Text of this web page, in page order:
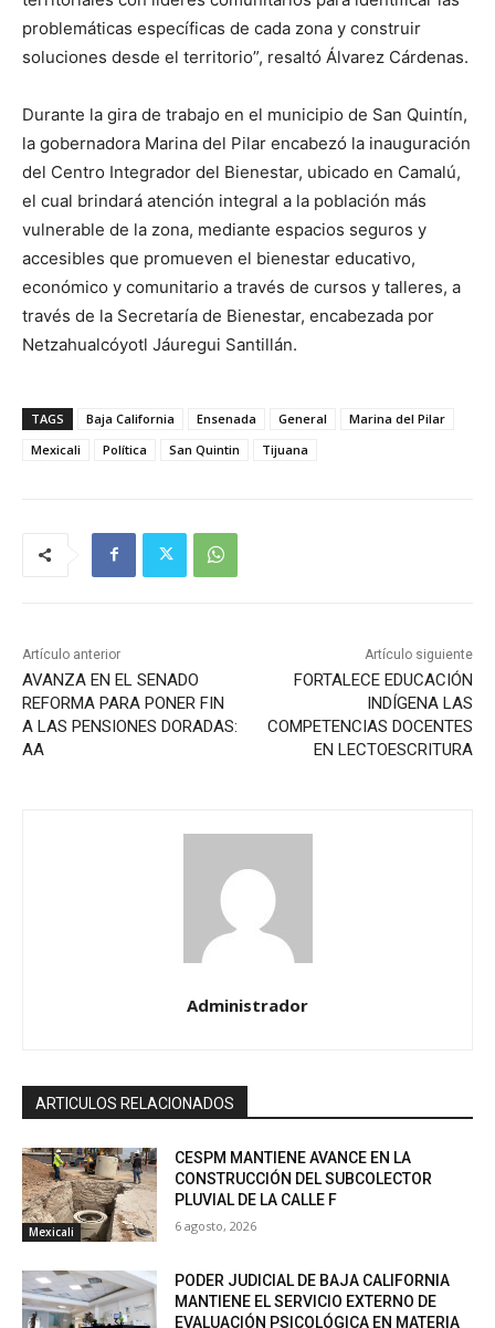
problemáticas específicas de cada zona y construir
soluciones desde el territorio”, resaltó Álvarez Cárdenas.
Durante la gira de trabajo en el municipio de San Quintín,
la gobernadora Marina del Pilar encabezó la inauguración
del Centro Integrador del Bienestar, ubicado en Camalú,
el cual brindará atención integral a la población más
vulnerable de la zona, mediante espacios seguros y
accesibles que promueven el bienestar educativo,
económico y comunitario a través de cursos y talleres, a
través de la Secretaría de Bienestar, encabezada por
Netzahualcóyotl Jáuregui Santillán.
TAGS Baja California Ensenada General
Marina del Pilar
Mexicali
Política San Quintin Tijuana
Artículo anterior
AVANZA EN EL SENADO
REFORMA PARA PONER FIN
A LAS PENSIONES DORADAS:
AA
Artículo siguiente
FORTALECE EDUCACIÓN
INDÍGENA LAS
COMPETENCIAS DOCENTES
EN LECTOESCRITURA
Administrador
ARTICULOS RELACIONADOS
Mexicali
CESPM MANTIENE AVANCE EN LA
CONSTRUCCIÓN DEL SUBCOLECTOR
PLUVIAL DE LA CALLE F
6 agosto, 2026
PODER JUDICIAL DE BAJA CALIFORNIA
MANTIENE EL SERVICIO EXTERNO DE
EVALUACIÓN PSICOLÓGICA EN MATERIA